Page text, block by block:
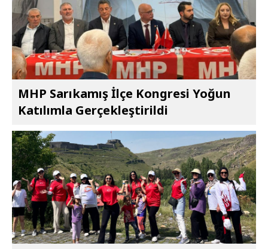
MHP Sarıkamış İlçe Kongresi Yoğun
Katılımla Gerçekleştirildi